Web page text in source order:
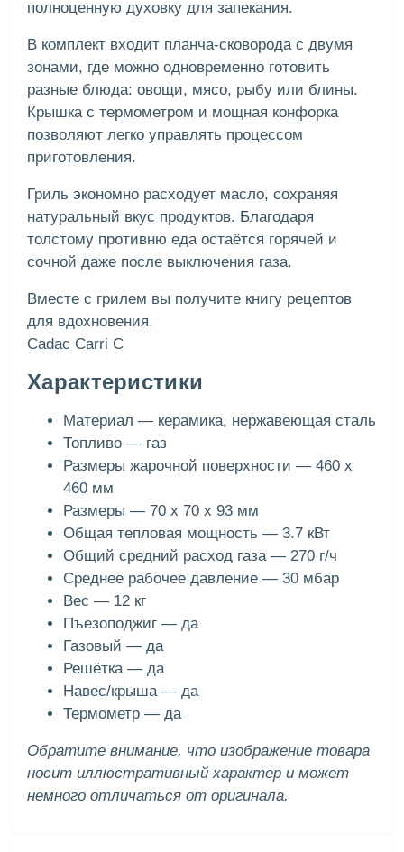
полноценную духовку для запекания.
В комплект входит планча-сковорода с двумя
зонами, где можно одновременно готовить
разные блюда: овощи, мясо, рыбу или блины.
Крышка с термометром и мощная конфорка
позволяют легко управлять процессом
приготовления.
Гриль экономно расходует масло, сохраняя
натуральный вкус продуктов. Благодаря
толстому противню еда остаётся горячей и
сочной даже после выключения газа.
Вместе с грилем вы получите книгу рецептов
для вдохновения.
Cadac Carri C
Характеристики
Материал — керамика, нержавеющая сталь
Топливо — газ
Размеры жарочной поверхности — 460 x
460 мм
Размеры — 70 x 70 x 93 мм
Общая тепловая мощность — 3.7 кВт
Общий средний расход газа — 270 г/ч
Среднее рабочее давление — 30 мбар
Вес — 12 кг
Пъезоподжиг — да
Газовый — да
Решётка — да
Навес/крыша — да
Термометр — да
Обратите внимание, что изображение товара
носит иллюстративный характер и может
немного отличаться от оригинала.